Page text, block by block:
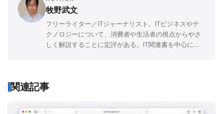
牧野武文
フリーライター／ITジャーナリスト。ITビジネスやテ
クノロジーについて、消費者や生活者の視点からやさ
しく解説することに定評がある。IT関連書を中心に
関連記事